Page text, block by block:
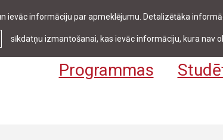
ievāc informāciju par apmeklējumu. Detalizētāka
sīkdatņu izmantošanai, kas ievāc informāciju, kura nav
pasākumi Bibliotēka Kontakti
Programmas